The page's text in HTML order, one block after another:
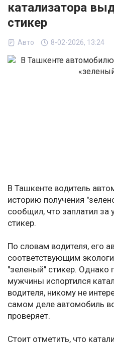
катализатора
стикер
Авто 8-02-2026, 13:24
В Ташкенте водитель
историю получения
сообщил, что заплатил за
стикер.
По словам водителя, его
соответствующим
"зеленый" стикер. Однако
мужчины испортился
водителя, никому не
самом деле автомобиль
проверяет.
Стоит отметить, что